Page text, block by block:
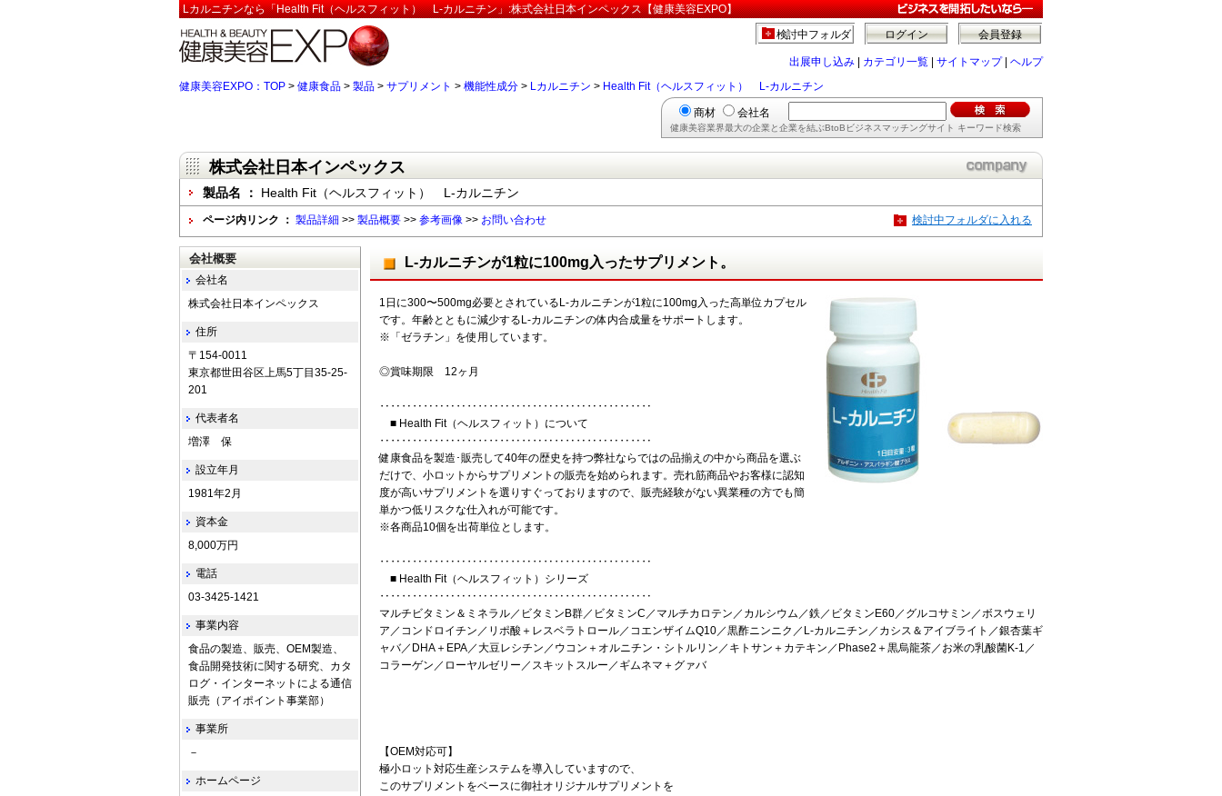
Lカルニチンなら「Health Fit（ヘルスフィット） L-カルニチン」:株式会社日本インペックス【健康美容EXPO】
会員登録
ログイン
検討中フォルダ
出展申し込み カテゴリ一覧 サイトマップ| ヘルプ
健康美容EXPO：TOP > 健康食品 > 製品 > サプリメント > 機能性成分 > Lカルニチン > Health Fit（ヘルスフィット） L-カルニチン
商材 会社名
健康美容業界最大の企業と企業を結ぶBtoBビジネスマッチングサイト キーワード検索
株式会社日本インペックス
製品名 ： Health Fit（ヘルスフィット） L-カルニチン
ページ内リンク ： 製品詳細 >> 製品概要 >> 参考画像 >> お問い合わせ 検討中フォルダに入れる
L-カルニチンが1粒に100mg入ったサプリメント。
1日に300〜500mg必要とされているL-カルニチンが1粒に100mg入った高単位カプセル
です。年齢とともに減少するL-カルニチンの体内合成量をサポートします。
※「ゼラチン」を使用しています。
◎賞味期限 12ヶ月
‥‥‥‥‥‥‥‥‥‥‥‥‥‥‥‥‥‥‥‥‥‥‥‥‥
■ Health Fit（ヘルスフィット）について
‥‥‥‥‥‥‥‥‥‥‥‥‥‥‥‥‥‥‥‥‥‥‥‥‥
健康食品を製造･販売して40年の歴史を持つ弊社ならではの品揃えの中から商品を選ぶ
だけで、小ロットからサプリメントの販売を始められます。売れ筋商品やお客様に認知
度が高いサプリメントを選りすぐっておりますので、販売経験がない異業種の方でも簡
単かつ低リスクな仕入れが可能です。
※各商品10個を出荷単位とします。
‥‥‥‥‥‥‥‥‥‥‥‥‥‥‥‥‥‥‥‥‥‥‥‥‥
■ Health Fit（ヘルスフィット）シリーズ
‥‥‥‥‥‥‥‥‥‥‥‥‥‥‥‥‥‥‥‥‥‥‥‥‥
マルチビタミン＆ミネラル／ビタミンB群／ビタミンC／マルチカロテン／カルシウム／鉄／ビタミンE60／グルコサミン／ボスウェリ
ア／コンドロイチン／リポ酸＋レスベラトロール／コエンザイムQ10／黒酢ニンニク／L-カルニチン／カシス＆アイブライト／銀杏葉ギ
ャバ／DHA＋EPA／大豆レシチン／ウコン＋オルニチン・シトルリン／キトサン＋カテキン／Phase2＋黒烏龍茶／お米の乳酸菌K-1／
コラーゲン／ローヤルゼリー／スキットスルー／ギムネマ＋グァバ
【OEM対応可】
極小ロット対応生産システムを導入していますので、
このサプリメントをベースに御社オリジナルサプリメントを
会社概要
会社名
株式会社日本インペックス
住所
〒154-0011
東京都世田谷区上馬5丁目35-25-
201
代表者名
増澤 保
設立年月
1981年2月
資本金
8,000万円
電話
03-3425-1421
事業内容
食品の製造、販売、OEM製造、
食品開発技術に関する研究、カタ
ログ・インターネットによる通信
販売（アイポイント事業部）
事業所
－
ホームページ